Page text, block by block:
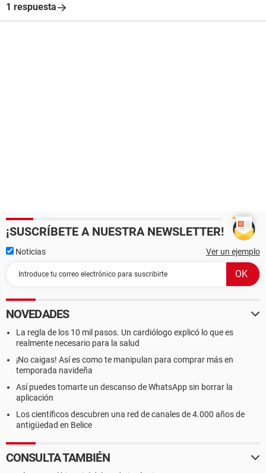
1 respuesta
¡SUSCRÍBETE A NUESTRA NEWSLETTER!
Noticias Ver un ejemplo
NOVEDADES
La regla de los 10 mil pasos. Un cardiólogo explicó lo que es
realmente necesario para la salud
¡No caigas! Así es como te manipulan para comprar más en
temporada navideña
Así puedes tomarte un descanso de WhatsApp sin borrar la
aplicación
Los científicos descubren una red de canales de 4.000 años de
antigüedad en Belice
CONSULTA TAMBIÉN